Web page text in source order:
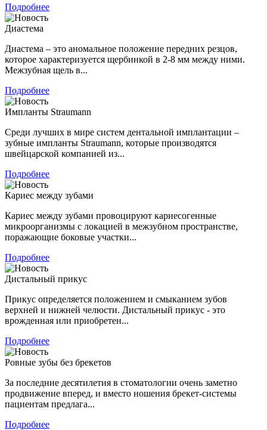
Подробнее
Диастема
Диастема – это аномальное положение передних резцов,
которое характеризуется щербинкой в 2-8 мм между ними.
Межзубная щель в...
Подробнее
Импланты Straumann
Среди лучших в мире систем дентальной имплантации –
зубные импланты Straumann, которые производятся
швейцарской компанией из...
Подробнее
Кариес между зубами
Кариес между зубами провоцируют кариесогенные
микроорганизмы с локацией в межзубном пространстве,
поражающие боковые участки...
Подробнее
Дистальный прикус
Прикус определяется положением и смыканием зубов
верхней и нижней челюсти. Дистальный прикус - это
врожденная или приобретен...
Подробнее
Ровные зубы без брекетов
За последние десятилетия в стоматологии очень заметно
продвижение вперед, и вместо ношения брекет-системы
пациентам предлага...
Подробнее